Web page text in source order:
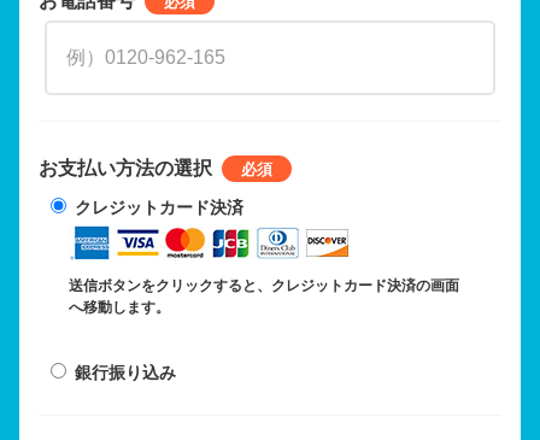
お支払い方法の選択
クレジットカード決済
送信ボタンをクリックすると、クレジットカード決済の画面
へ移動します。
銀行振り込み